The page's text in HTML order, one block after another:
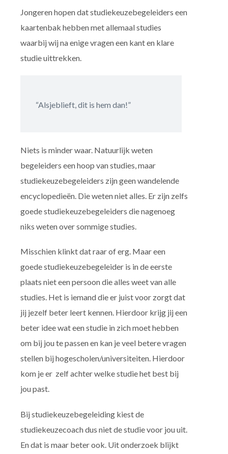
Jongeren hopen dat studiekeuzebegeleiders een
kaartenbak hebben met allemaal studies
waarbij wij na enige vragen een kant en klare
studie uittrekken.
“Alsjeblieft, dit is hem dan!”
Niets is minder waar. Natuurlijk weten
begeleiders een hoop van studies, maar
studiekeuzebegeleiders zijn geen wandelende
encyclopedieën. Die weten niet alles. Er zijn zelfs
goede studiekeuzebegeleiders die nagenoeg
niks weten over sommige studies.
Misschien klinkt dat raar of erg. Maar een
goede studiekeuzebegeleider is in de eerste
plaats niet een persoon die alles weet van alle
studies. Het is iemand die er juist voor zorgt dat
jij jezelf beter leert kennen. Hierdoor krijg jij een
beter idee wat een studie in zich moet hebben
om bij jou te passen en kan je veel betere vragen
stellen bij hogescholen/universiteiten. Hierdoor
kom je er zelf achter welke studie het best bij
jou past.
Bij studiekeuzebegeleiding kiest de
studiekeuzecoach dus niet de studie voor jou uit.
En dat is maar beter ook. Uit onderzoek blijkt